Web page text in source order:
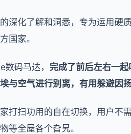
深化了解和洞悉，专为运用硬
国家。
码马达， 完成了前后左右一
与空气进行别离，有用躲避因
打扫功用的自在切换，用户不
等全屋各个旮旯。